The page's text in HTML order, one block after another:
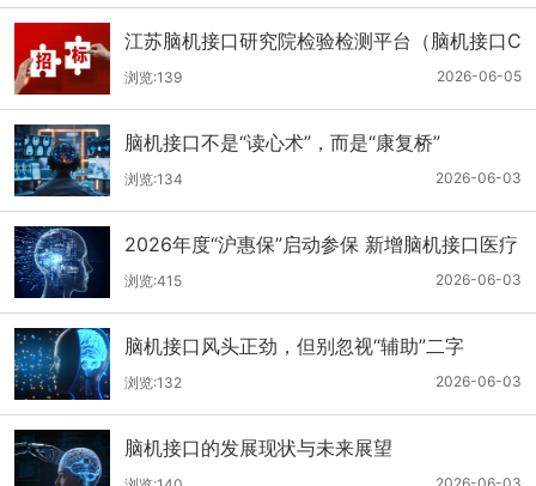
江苏脑机接口研究院检验检测平台（脑机接口C
RO服务）项目采购公告
2026-06-05
浏览:139
脑机接口不是“读心术”，而是“康复桥”
2026-06-03
浏览:134
2026年度“沪惠保”启动参保 新增脑机接口医疗
2026-06-03
浏览:415
脑机接口风头正劲，但别忽视“辅助”二字
2026-06-03
浏览:132
脑机接口的发展现状与未来展望